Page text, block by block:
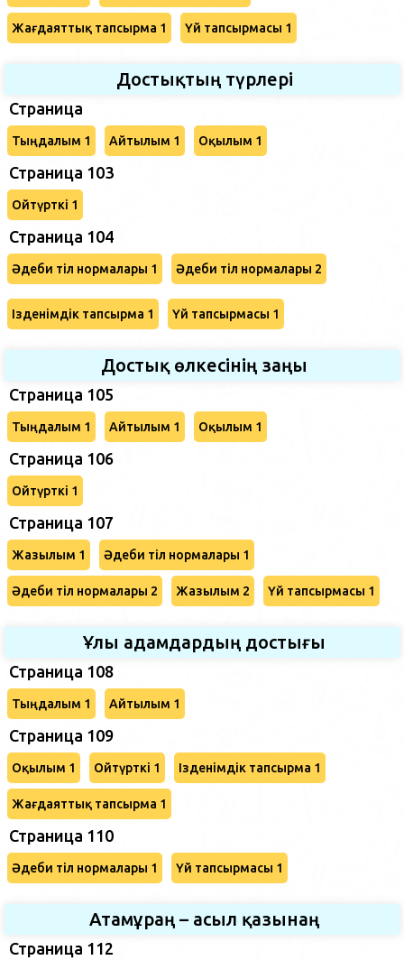
Жағдаяттық тапсырма 1 Үй тапсырмасы 1
Достықтың түрлері
Страница
Тыңдалым 1 Айтылым 1 Оқылым 1
Страница 103
Ойтүрткі 1
Страница 104
Әдеби тіл нормалары 1 Әдеби тіл нормалары 2
Ізденімдік тапсырма 1 Үй тапсырмасы 1
Достық өлкесінің заңы
Страница 105
Тыңдалым 1 Айтылым 1 Оқылым 1
Страница 106
Ойтүрткі 1
Страница 107
Жазылым 1 Әдеби тіл нормалары 1
Әдеби тіл нормалары 2 Жазылым 2 Үй тапсырмасы 1
Ұлы адамдардың достығы
Страница 108
Тыңдалым 1 Айтылым 1
Страница 109
Оқылым 1 Ойтүрткі 1 Ізденімдік тапсырма 1
Жағдаяттық тапсырма 1
Страница 110
Әдеби тіл нормалары 1 Үй тапсырмасы 1
Атамұраң – асыл қазынаң
Страница 112